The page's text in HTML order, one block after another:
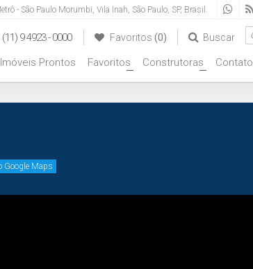
- São Paulo Morumbi, Vila Inah, São Paulo, SP, Brasil
Buscar
Favoritos (0)
(11) 9 4923 - 0000
Contato
+
Construtoras
+
Favoritos
Imóveis Prontos
Google Maps